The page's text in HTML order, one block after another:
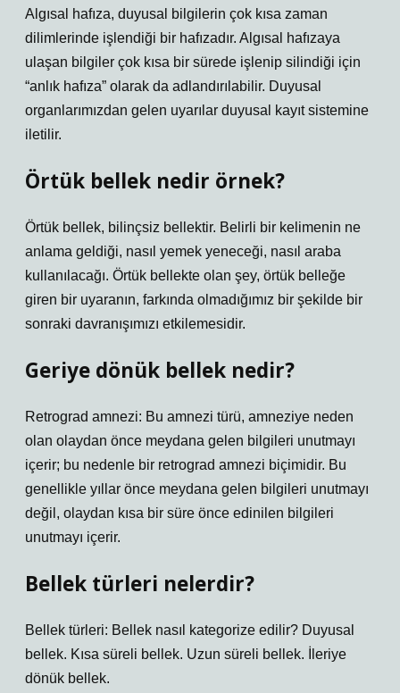
Algısal hafıza, duyusal bilgilerin çok kısa zaman
dilimlerinde işlendiği bir hafızadır. Algısal hafızaya
ulaşan bilgiler çok kısa bir sürede işlenip silindiği için
“anlık hafıza” olarak da adlandırılabilir. Duyusal
organlarımızdan gelen uyarılar duyusal kayıt sistemine
iletilir.
Örtük bellek nedir örnek?
Örtük bellek, bilinçsiz bellektir. Belirli bir kelimenin ne
anlama geldiği, nasıl yemek yeneceği, nasıl araba
kullanılacağı. Örtük bellekte olan şey, örtük belleğe
giren bir uyaranın, farkında olmadığımız bir şekilde bir
sonraki davranışımızı etkilemesidir.
Geriye dönük bellek nedir?
Retrograd amnezi: Bu amnezi türü, amneziye neden
olan olaydan önce meydana gelen bilgileri unutmayı
içerir; bu nedenle bir retrograd amnezi biçimidir. Bu
genellikle yıllar önce meydana gelen bilgileri unutmayı
değil, olaydan kısa bir süre önce edinilen bilgileri
unutmayı içerir.
Bellek türleri nelerdir?
Bellek türleri: Bellek nasıl kategorize edilir? Duyusal
bellek. Kısa süreli bellek. Uzun süreli bellek. İleriye
dönük bellek.